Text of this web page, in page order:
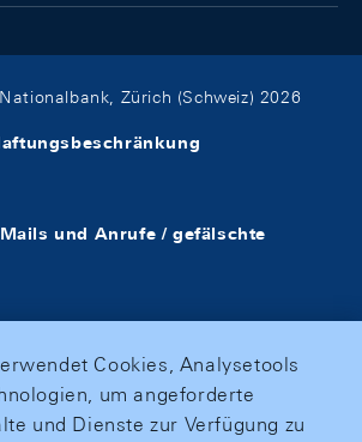
Zürich (Schweiz) 2026
und Anrufe / gefälschte
Cookies, Analysetools
um angeforderte
und Dienste zur Verfügung zu